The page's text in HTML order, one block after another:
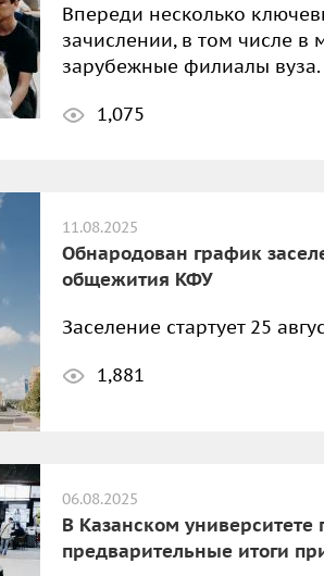
Впереди несколько
зачислении, в том числе в
зарубежные филиалы вуза.
1,075
11.08.2025
Обнародован график
общежития КФУ
Заселение стартует 25
1,881
06.08.2025
В Казанском
предварительные итоги